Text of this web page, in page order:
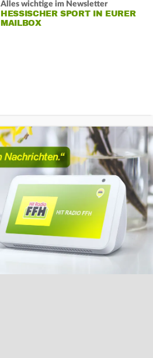
Alles wichtige im Newsletter
HESSISCHER SPORT IN EURER
MAILBOX